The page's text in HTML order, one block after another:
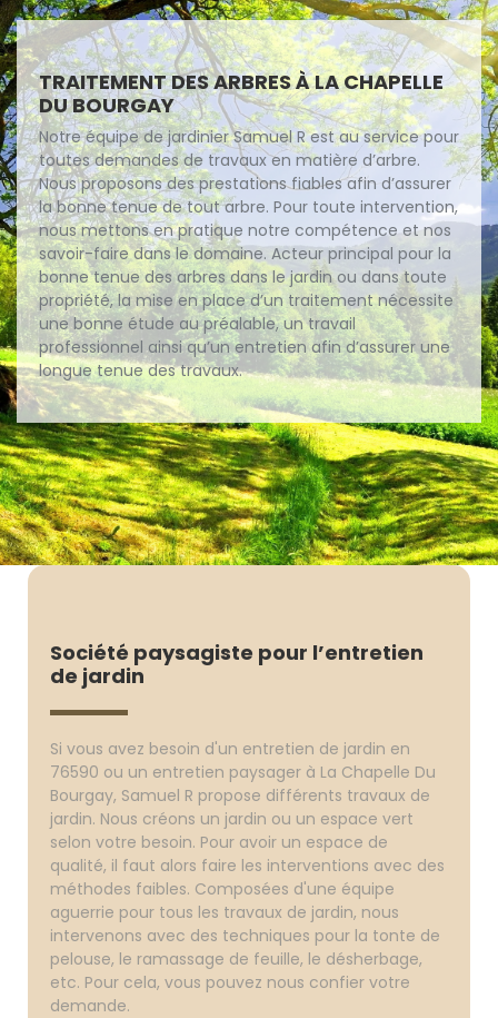
TRAITEMENT DES ARBRES À LA CHAPELLE
DU BOURGAY
Notre équipe de jardinier Samuel R est au service pour
toutes demandes de travaux en matière d’arbre.
Nous proposons des prestations fiables afin d’assurer
la bonne tenue de tout arbre. Pour toute intervention,
nous mettons en pratique notre compétence et nos
savoir-faire dans le domaine. Acteur principal pour la
bonne tenue des arbres dans le jardin ou dans toute
propriété, la mise en place d’un traitement nécessite
une bonne étude au préalable, un travail
professionnel ainsi qu’un entretien afin d’assurer une
longue tenue des travaux.
Société paysagiste pour l’entretien
de jardin
Si vous avez besoin d'un entretien de jardin en
76590 ou un entretien paysager à La Chapelle Du
Bourgay, Samuel R propose différents travaux de
jardin. Nous créons un jardin ou un espace vert
selon votre besoin. Pour avoir un espace de
qualité, il faut alors faire les interventions avec des
méthodes faibles. Composées d'une équipe
aguerrie pour tous les travaux de jardin, nous
intervenons avec des techniques pour la tonte de
pelouse, le ramassage de feuille, le désherbage,
etc. Pour cela, vous pouvez nous confier votre
demande.